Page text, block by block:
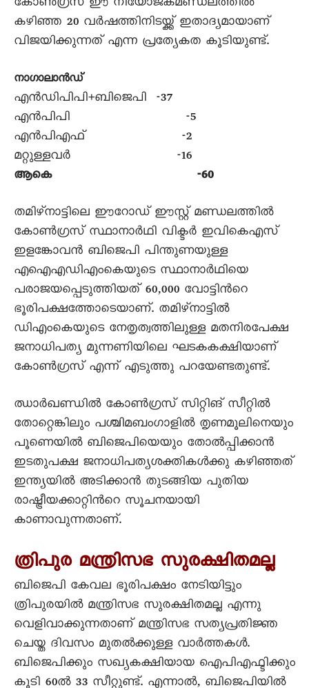
കോണ്‍ഗ്രസ് ഈ നിയോജകമണ്ഡലത്തില്‍
കഴിഞ്ഞ 20 വര്‍ഷത്തിനിടയ്ക്ക് ഇതാദ്യമായാണ്
വിജയിക്കുന്നത് എന്ന പ്രത്യേകത കൂടിയുണ്ട്.
നാഗാലാന്‍ഡ്
എന്‍ഡിപിപി+ബിജെപി -37
എന്‍പിപി -5
എന്‍പിഎഫ് -2
മറ്റുള്ളവര്‍ -16
ആകെ -60
തമിഴ്നാട്ടിലെ ഈറോഡ് ഈസ്റ്റ് മണ്ഡലത്തില്‍
കോണ്‍ഗ്രസ് സ്ഥാനാര്‍ഥി വിക്ടര്‍ ഇവികെഎസ്
ഇളങ്കോവന്‍ ബിജെപി പിന്തുണയുള്ള
എഐഎഡിഎംകെയുടെ സ്ഥാനാര്‍ഥിയെ
പരാജയപ്പെടുത്തിയത് 60,000 വോട്ടിന്‍റെ
ഭൂരിപക്ഷത്തോടെയാണ്. തമിഴ്നാട്ടില്‍
ഡിഎംകെയുടെ നേതൃത്വത്തിലുള്ള മതനിരപേക്ഷ
ജനാധിപത്യ മുന്നണിയിലെ ഘടകകക്ഷിയാണ്
കോണ്‍ഗ്രസ് എന്ന് എടുത്തു പറയേണ്ടതുണ്ട്.
ഝാര്‍ഖണ്ഡില്‍ കോണ്‍ഗ്രസ് സിറ്റിങ് സീറ്റില്‍
തോറ്റെങ്കിലും പശ്ചിമബംഗാളില്‍ തൃണമൂലിനെയും
പൂണെയില്‍ ബിജെപിയെയും തോല്‍പ്പിക്കാന്‍
ഇടതുപക്ഷ ജനാധിപത്യശക്തികള്‍ക്കു കഴിഞ്ഞത്
ഇന്ത്യയില്‍ അടിക്കാന്‍ തുടങ്ങിയ പുതിയ
രാഷ്ട്രീയക്കാറ്റിന്‍റെ സൂചനയായി
കാണാവുന്നതാണ്.
ത്രിപുര മന്ത്രിസഭ സുരക്ഷിതമല്ല
ബിജെപി കേവല ഭൂരിപക്ഷം നേടിയിട്ടും
ത്രിപുരയില്‍ മന്ത്രിസഭ സുരക്ഷിതമല്ല എന്നു
വെളിവാക്കുന്നതാണ് മന്ത്രിസഭ സത്യപ്രതിജ്ഞ
ചെയ്ത ദിവസം മുതല്‍ക്കുള്ള വാര്‍ത്തകള്‍.
ബിജെപിക്കും സഖ്യകക്ഷിയായ ഐപിഎഫ്ടിക്കും
കൂടി 60ല്‍ 33 സീറ്റുണ്ട്. എന്നാല്‍, ബിജെപിയില്‍